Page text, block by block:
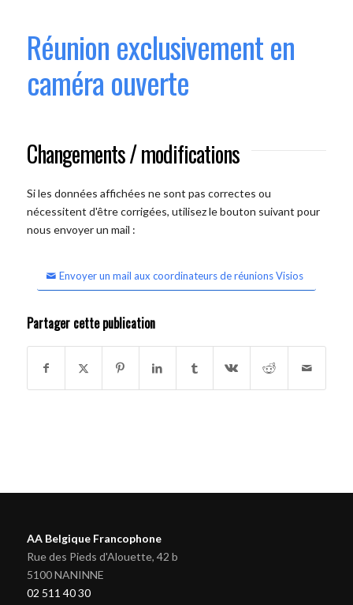
Réunion exclusivement en
caméra ouverte
Changements / modifications
Si les données affichées ne sont pas correctes ou
nécessitent d'être corrigées, utilisez le bouton suivant pour
nous envoyer un mail :
Envoyer un mail aux coordinateurs de réunions Visios
Partager cette publication
AA Belgique Francophone
Rue des Pieds d'Alouette, 42 b
5100 NANINNE
02 511 40 30